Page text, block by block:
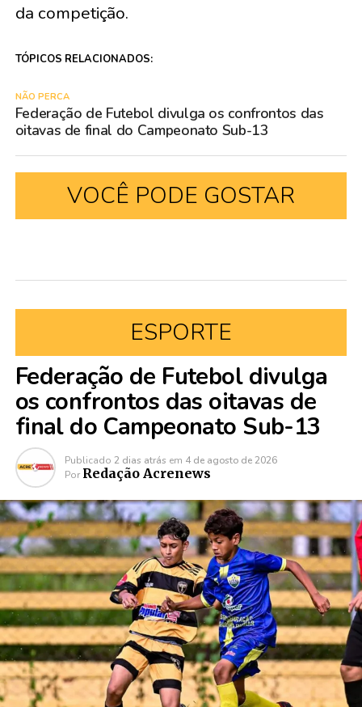
da competição.
TÓPICOS RELACIONADOS:
NÃO PERCA
Federação de Futebol divulga os confrontos das
oitavas de final do Campeonato Sub-13
VOCÊ PODE GOSTAR
ESPORTE
Federação de Futebol divulga
os confrontos das oitavas de
final do Campeonato Sub-13
Publicado 2 dias atrás em 4 de agosto de 2026
Por Redação Acrenews